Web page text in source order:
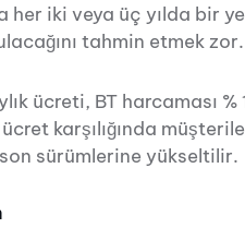
her iki veya üç yılda bir
tahmin etmek zor.
ücreti, BT harcaması
karşılığında
sürümlerine yükseltilir.